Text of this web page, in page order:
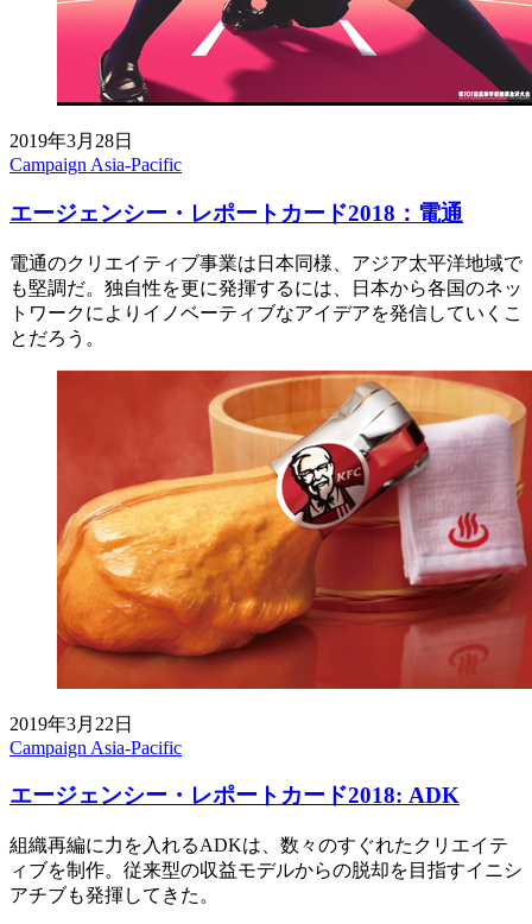
2019年3月28日
Campaign Asia-Pacific
エージェンシー・レポートカード2018：電通
電通のクリエイティブ事業は日本同様、アジア太平洋地域で
も堅調だ。独自性を更に発揮するには、日本から各国のネッ
トワークによりイノベーティブなアイデアを発信していくこ
とだろう。
2019年3月22日
Campaign Asia-Pacific
エージェンシー・レポートカード2018: ADK
組織再編に力を入れるADKは、数々のすぐれたクリエイテ
ィブを制作。従来型の収益モデルからの脱却を目指すイニシ
アチブも発揮してきた。